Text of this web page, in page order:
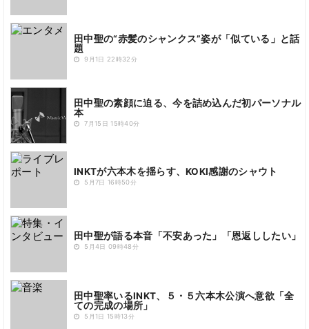
田中聖の“赤髪のシャンクス”姿が「似ている」と話
題
9月1日 22時32分
田中聖の素顔に迫る、今を詰め込んだ初パーソナル
本
7月15日 15時40分
INKTが六本木を揺らす、KOKI感謝のシャウト
5月7日 16時50分
田中聖が語る本音「不安あった」「恩返ししたい」
5月4日 09時48分
田中聖率いるINKT、５・５六本木公演へ意欲「全
ての完成の場所」
5月1日 15時13分